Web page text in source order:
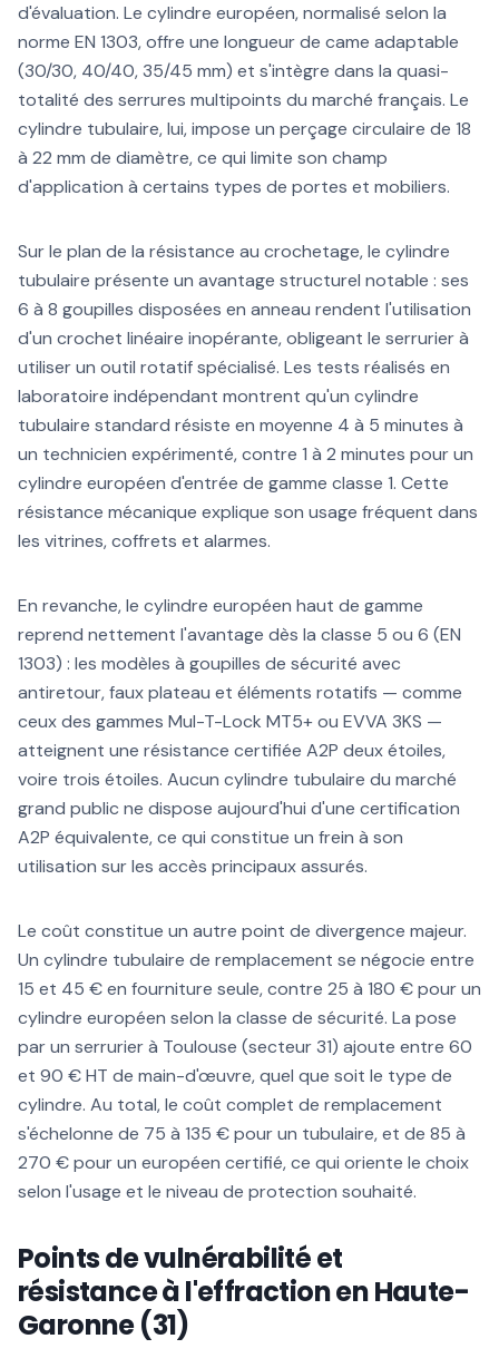
d'évaluation. Le cylindre européen, normalisé selon la
norme EN 1303, offre une longueur de came adaptable
(30/30, 40/40, 35/45 mm) et s'intègre dans la quasi-
totalité des serrures multipoints du marché français. Le
cylindre tubulaire, lui, impose un perçage circulaire de 18
à 22 mm de diamètre, ce qui limite son champ
d'application à certains types de portes et mobiliers.
Sur le plan de la résistance au crochetage, le cylindre
tubulaire présente un avantage structurel notable : ses
6 à 8 goupilles disposées en anneau rendent l'utilisation
d'un crochet linéaire inopérante, obligeant le serrurier à
utiliser un outil rotatif spécialisé. Les tests réalisés en
laboratoire indépendant montrent qu'un cylindre
tubulaire standard résiste en moyenne 4 à 5 minutes à
un technicien expérimenté, contre 1 à 2 minutes pour un
cylindre européen d'entrée de gamme classe 1. Cette
résistance mécanique explique son usage fréquent dans
les vitrines, coffrets et alarmes.
En revanche, le cylindre européen haut de gamme
reprend nettement l'avantage dès la classe 5 ou 6 (EN
1303) : les modèles à goupilles de sécurité avec
antiretour, faux plateau et éléments rotatifs — comme
ceux des gammes Mul-T-Lock MT5+ ou EVVA 3KS —
atteignent une résistance certifiée A2P deux étoiles,
voire trois étoiles. Aucun cylindre tubulaire du marché
grand public ne dispose aujourd'hui d'une certification
A2P équivalente, ce qui constitue un frein à son
utilisation sur les accès principaux assurés.
Le coût constitue un autre point de divergence majeur.
Un cylindre tubulaire de remplacement se négocie entre
15 et 45 € en fourniture seule, contre 25 à 180 € pour un
cylindre européen selon la classe de sécurité. La pose
par un serrurier à Toulouse (secteur 31) ajoute entre 60
et 90 € HT de main-d'œuvre, quel que soit le type de
cylindre. Au total, le coût complet de remplacement
s'échelonne de 75 à 135 € pour un tubulaire, et de 85 à
270 € pour un européen certifié, ce qui oriente le choix
selon l'usage et le niveau de protection souhaité.
Points de vulnérabilité et
résistance à l'effraction en Haute-
Garonne (31)